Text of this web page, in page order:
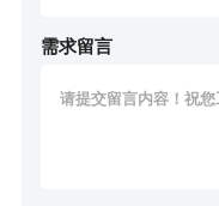
需求留言